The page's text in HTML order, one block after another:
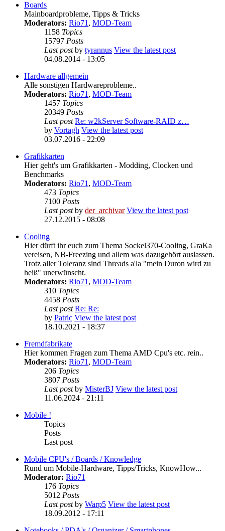
Boards
Mainboardprobleme, Tipps & Tricks
Moderators: Rio71, MOD-Team
1158 Topics
15797 Posts
Last postby tyrannus View the latest post
04.08.2014 - 13:05
Hardware allgemein
Alle sonstigen Hardwareprobleme..
Moderators: Rio71, MOD-Team
1457 Topics
20349 Posts
Last post Re: w2kServer Software-RAID z…
by Vortagh View the latest post
03.07.2016 - 22:09
Grafikkarten
Hier geht's um Grafikkarten - Modding, Clocken und
Benchmarks
Moderators: Rio71, MOD-Team
473 Topics
7100 Posts
Last postby der_archivar View the latest post
27.12.2015 - 08:08
Cooling
Hier dürft ihr euch zum Thema Sockel370-Cooling, GraKa
vereisen, NB-Freezing und allem was dazugehört auslassen.
Trotz aller Toleranz sind Threads a'la "mein Duron wird zu
heiß" unerwünscht.
Moderators: Rio71, MOD-Team
310 Topics
4458 Posts
Last post Re: Re:
by Patric View the latest post
18.10.2021 - 18:37
Fremdfabrikate
Hier kommen Fragen zum Thema AMD Cpu's etc. rein..
Moderators: Rio71, MOD-Team
206 Topics
3807 Posts
Last postby MisterBJ View the latest post
11.06.2024 - 21:11
Mobile !
Topics
Posts
Last post
Mobile CPU's / Boards / Knowledge
Rund um Mobile-Hardware, Tipps/Tricks, KnowHow...
Moderator: Rio71
176 Topics
5012 Posts
Last postby Warp5 View the latest post
18.09.2012 - 17:11